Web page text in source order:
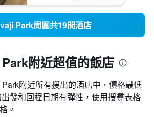
Park周圍共19間酒店
附近超值的飯店
附近所有搜出的酒店中，價格最低
發和回程日期有彈性，使用搜尋表格
。